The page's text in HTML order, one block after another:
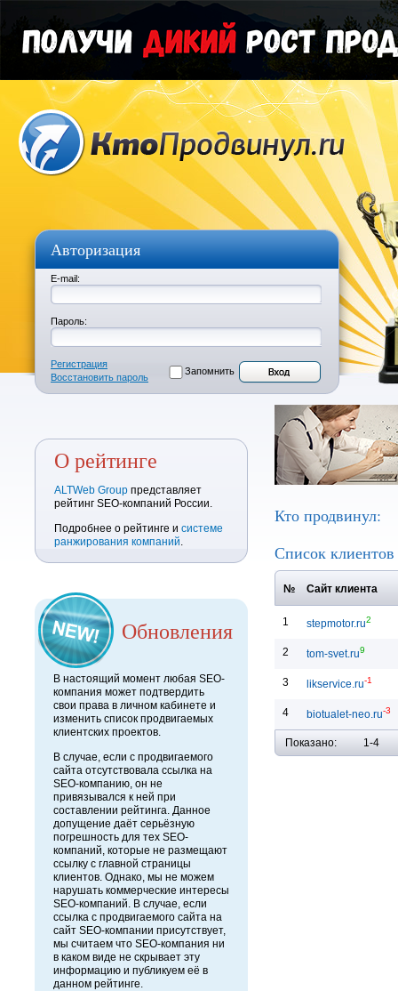
Авторизация
E-mail:
Пароль:
Регистрация
Восстановить пароль
Запомнить
О рейтинге
ALTWeb Group представляет
рейтинг SEO-компаний России.
Подробнее о рейтинге и системе
ранжирования компаний.
Обновления
В настоящий момент любая SEO-
компания может подтвердить
свои права в личном кабинете и
изменить список продвигаемых
клиентских проектов.
В случае, если с продвигаемого
сайта отсутствовала ссылка на
SEO-компанию, он не
привязывался к ней при
составлении рейтинга. Данное
допущение даёт серьёзную
погрешность для тех SEO-
компаний, которые не размещают
ссылку с главной страницы
клиентов. Однако, мы не можем
нарушать коммерческие интересы
SEO-компаний. В случае, если
ссылка с продвигаемого сайта на
сайт SEO-компании присутствует,
мы считаем что SEO-компания ни
в каком виде не скрывает эту
информацию и публикуем её в
данном рейтинге.
Кто продвинул:
Список
№ Сайт клиента
1 stepmotor.ru2
2 tom-svet.ru9
3 likservice.ru-1
4 biotualet-neo.ru-3
Показано: 1-4